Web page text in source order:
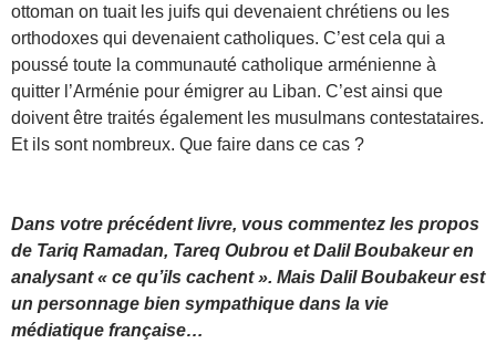
ottoman on tuait les juifs qui devenaient chrétiens ou les
orthodoxes qui devenaient catholiques. C’est cela qui a
poussé toute la communauté catholique arménienne à
quitter l’Arménie pour émigrer au Liban. C’est ainsi que
doivent être traités également les musulmans contestataires.
Et ils sont nombreux. Que faire dans ce cas ?
Dans votre précédent livre, vous commentez les propos
de Tariq Ramadan, Tareq Oubrou et Dalil Boubakeur en
analysant « ce qu’ils cachent ». Mais Dalil Boubakeur est
un personnage bien sympathique dans la vie
médiatique française…